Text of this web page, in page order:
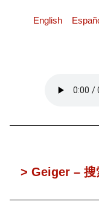
English
> Geiger – 搜